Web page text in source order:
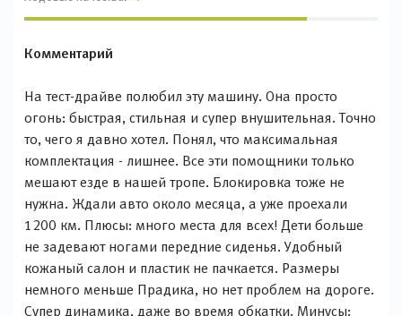
Комментарий
На тест-драйве полюбил эту машину. Она просто
огонь: быстрая, стильная и супер внушительная. Точно
то, чего я давно хотел. Понял, что максимальная
комплектация - лишнее. Все эти помощники только
мешают езде в нашей тропе. Блокировка тоже не
нужна. Ждали авто около месяца, а уже проехали
1200 км. Плюсы: много места для всех! Дети больше
не задевают ногами передние сиденья. Удобный
кожаный салон и пластик не пачкается. Размеры
немного меньше Прадика, но нет проблем на дороге.
Супер динамика, даже во время обкатки. Минусы: